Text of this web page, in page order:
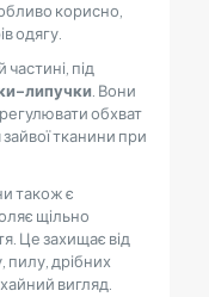
корисно,
одягу.
частині, під
липучки . Вони
обхват
тканини при
також є
щільно
Це захищає від
пилу, дрібних
вигляд.